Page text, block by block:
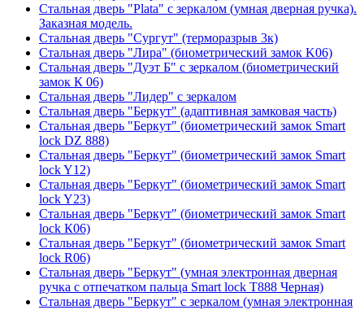
Стальная дверь "Plata" с зеркалом (умная дверная ручка).
Заказная модель.
Стальная дверь "Сургут" (терморазрыв 3к)
Стальная дверь "Лира" (биометрический замок K06)
Стальная дверь "Дуэт Б" с зеркалом (биометрический
замок К 06)
Стальная дверь "Лидер" с зеркалом
Стальная дверь "Беркут" (адаптивная замковая часть)
Стальная дверь "Беркут" (биометрический замок Smart
lock DZ 888)
Стальная дверь "Беркут" (биометрический замок Smart
lock Y12)
Стальная дверь "Беркут" (биометрический замок Smart
lock Y23)
Стальная дверь "Беркут" (биометрический замок Smart
lock К06)
Стальная дверь "Беркут" (биометрический замок Smart
lock R06)
Стальная дверь "Беркут" (умная электронная дверная
ручка с отпечатком пальца Smart lock T888 Черная)
Стальная дверь "Беркут" с зеркалом (умная электронная